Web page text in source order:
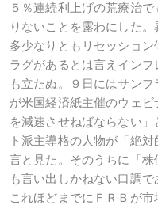
５％連続利上げの荒療治
りないことを露わにした
多少なりともリセッショ
ラグがあるとは言えイン
も立たぬ。９日にはサン
が米国経済紙主催のウェ
を減速させねばならない
ト派主導格の人物が「絶
言と見た。そのうちに「
も言い出しかねない口調で
これほどまでにＦＲＢが